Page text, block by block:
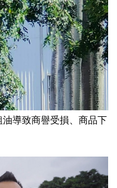
導致商譽受損、商品下